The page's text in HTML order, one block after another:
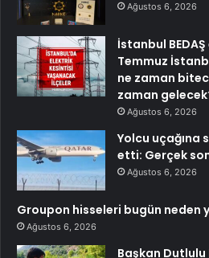
Ağustos 6, 2026
İstanbul
Temmuz
ne zaman
zaman
Ağustos 6, 2026
Yolcu uçağına
etti: Gerçek
Ağustos 6, 2026
Groupon hisseleri bugün neden
Ağustos 6, 2026
Başkan Dutlulu